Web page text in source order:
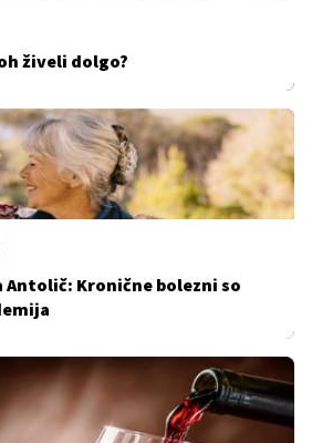
živeli dolgo?
Antolič: Kronične bolezni so